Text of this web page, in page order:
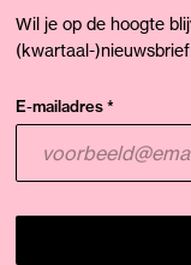
Wil je op de hoogte
(kwartaal-
E-mailadres *